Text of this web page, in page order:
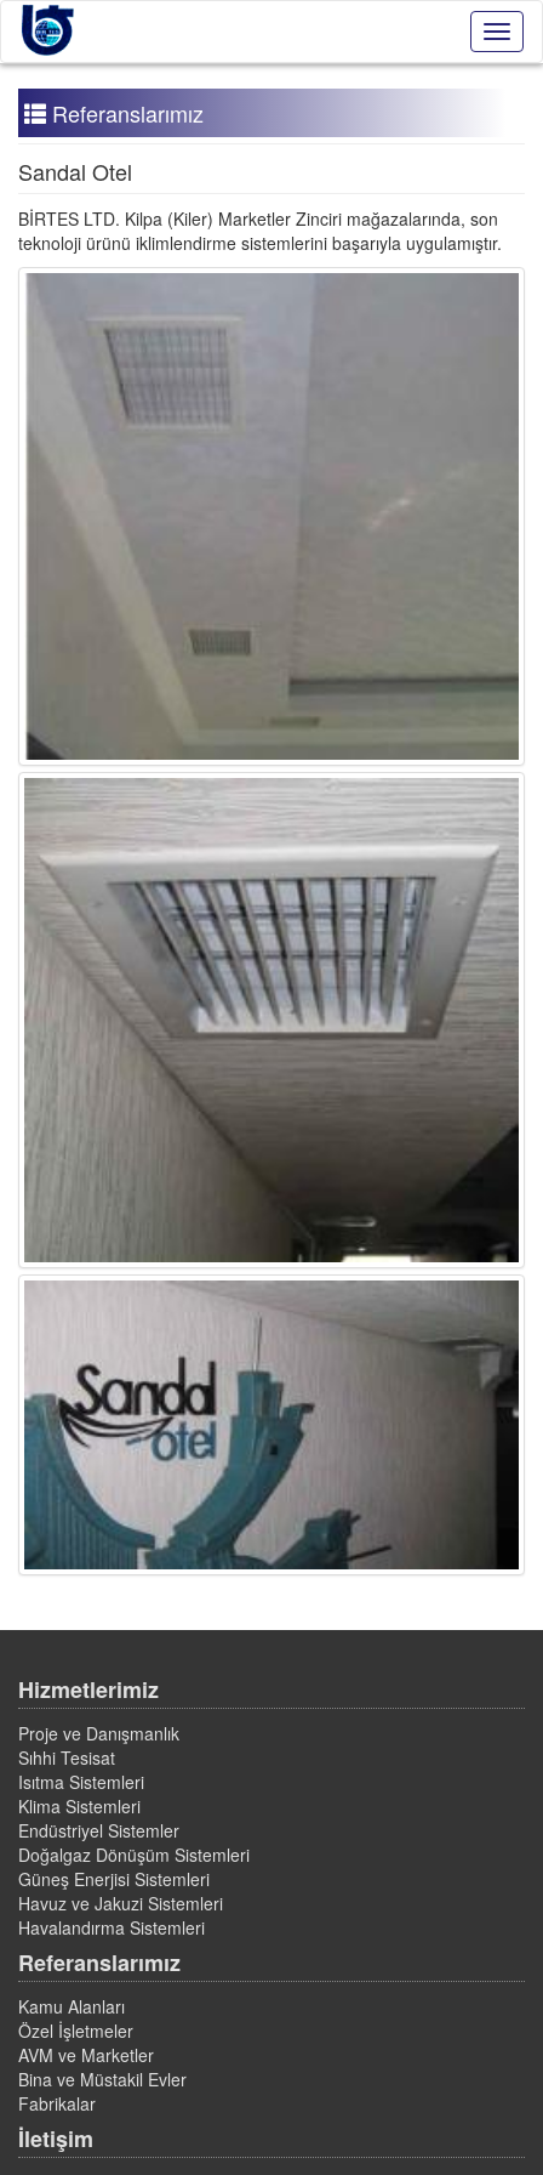
Referanslarımız
Sandal Otel
BİRTES LTD. Kilpa (Kiler) Marketler Zinciri mağazalarında, son
teknoloji ürünü iklimlendirme sistemlerini başarıyla uygulamıştır.
Hizmetlerimiz
Proje ve Danışmanlık
Sıhhi Tesisat
Isıtma Sistemleri
Klima Sistemleri
Endüstriyel Sistemler
Doğalgaz Dönüşüm Sistemleri
Güneş Enerjisi Sistemleri
Havuz ve Jakuzi Sistemleri
Havalandırma Sistemleri
Referanslarımız
Kamu Alanları
Özel İşletmeler
AVM ve Marketler
Bina ve Müstakil Evler
Fabrikalar
İletişim